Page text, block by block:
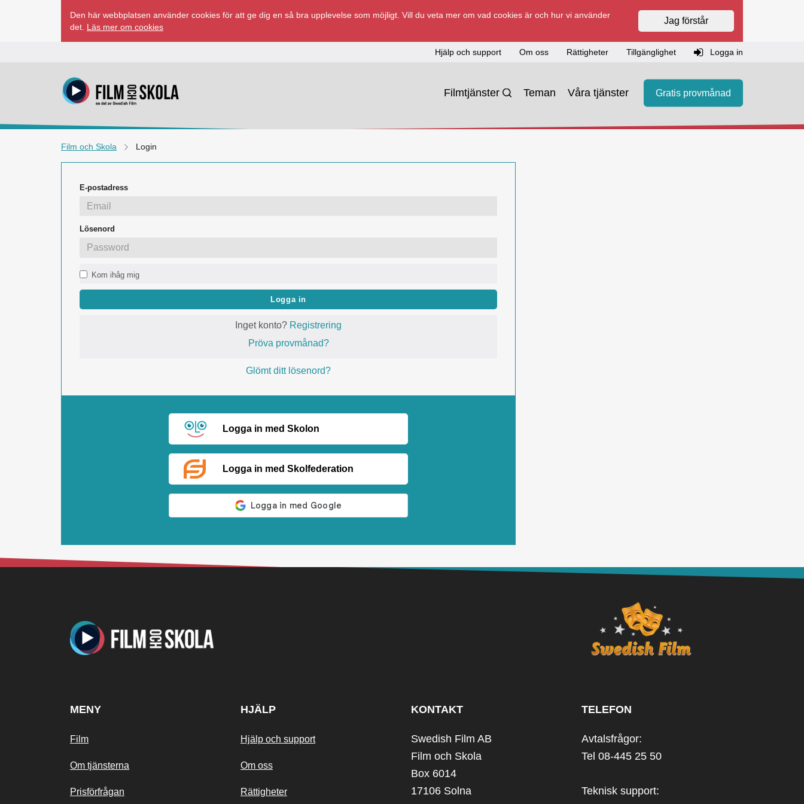
Den här webbplatsen använder cookies för att ge dig en så bra upplevelse som möjligt. Vill du veta mer om vad cookies är och hur vi använder
det. Läs mer om cookies
Jag förstår
Hjälp och support Om oss Rättigheter Tillgänglighet Logga in
Filmtjänster Teman Våra tjänster Gratis provmånad
Film och Skola Login
E-postadress
Lösenord
Kom ihåg mig
Logga in
Inget konto? Registrering
Pröva provmånad?
Glömt ditt lösenord?
Logga in med Skolon
Logga in med Skolfederation
MENY
Film
Om tjänsterna
Prisförfrågan
HJÄLP
Hjälp och support
Om oss
Rättigheter
KONTAKT
Swedish Film AB
Film och Skola
Box 6014
17106 Solna
TELEFON
Avtalsfrågor:
Tel 08-445 25 50
Teknisk support: